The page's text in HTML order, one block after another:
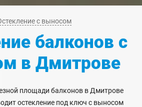
с выносом
балконов с
в Дмитрове
площади балконов в Дмитрове
остекление под ключ с выносом